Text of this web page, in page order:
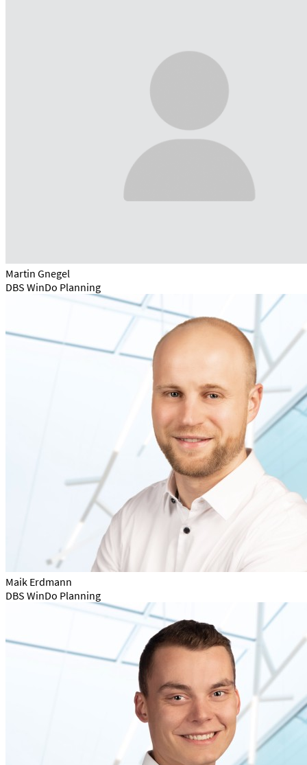
Martin Gnegel
DBS WinDo Planning
Maik Erdmann
DBS WinDo Planning